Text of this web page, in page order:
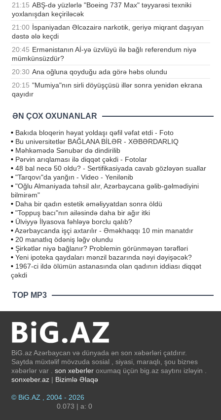
21:15 ABŞ-də yüzlərlə "Boeing 737 Max" təyyarəsi texniki
yoxlanışdan keçiriləcək
21:00 İspaniyadan Əlcəzairə narkotik, geriyə miqrant daşıyan
dəstə ələ keçdi
20:45 Ermənistanın Aİ-yə üzvlüyü ilə bağlı referendum niyə
mümkünsüzdür?
20:30 Ana oğluna qoyduğu ada görə həbs olundu
20:15 "Mumiya"nın sirli döyüşçüsü illər sonra yenidən ekrana
qayıdır
ƏN ÇOX OXUNANLAR
• Bakıda bloqerin həyat yoldaşı qəfil vəfat etdi - Foto
• Bu universitetlər BAĞLANA BİLƏR - XƏBƏRDARLIQ
• Məhkəmədə Sənubər də dindirilib
• Pərvin arıqlaması ilə diqqət çəkdi - Fotolar
• 48 bal necə 50 oldu? - Sertifikasiyada cavab gözləyən suallar
• "Tarqovı"da yanğın - Video - Yenilənib
• "Oğlu Almaniyada təhsil alır, Azərbaycana gəlib-gəlmədiyini
bilmirəm"
• Daha bir qadın estetik əməliyyatdan sonra öldü
• "Toppuş bacı"nın ailəsində daha bir ağır itki
• Ülviyyə İlyasova fəhləyə borclu qalıb?
•Azərbaycanda işçi axtarılır - Əməkhaqqı 10 min manatdır
• 20 manatlıq ödəniş ləğv olundu
• Şirkətlər niyə bağlanır? Problemin görünməyən tərəfləri
• Yeni ipoteka qaydaları mənzil bazarında nəyi dəyişəcək?
• 1967-ci ildə ölümün astanasında olan qadının iddiası diqqət
çəkdi
TOP MP3
BiG.az Azərbaycan və dünyada ən son xəbərləri çatdırır.
Saytda müxtəlif mövzuda sosial , siyasi, maraqlı, şou biznes
xəbərlər var . son xeberler oxumaq üçün big.az saytını izləyin .
sonxeber.az | Bizimlə Əlaqə
© BiG.AZ , 2004 - 2026
0.073 | a: 0